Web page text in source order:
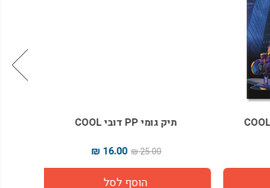
תיק גומי PP דובי COOL
25.00 ₪
16.00 ₪